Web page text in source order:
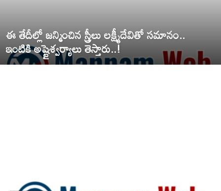
ఈ తేదీల్లో జన్మించిన స్త్రీలు లక్ష్మీదేవితో సమానం..
ఇంటికి అష్టైశ్వర్యాలు తెస్తారు..!